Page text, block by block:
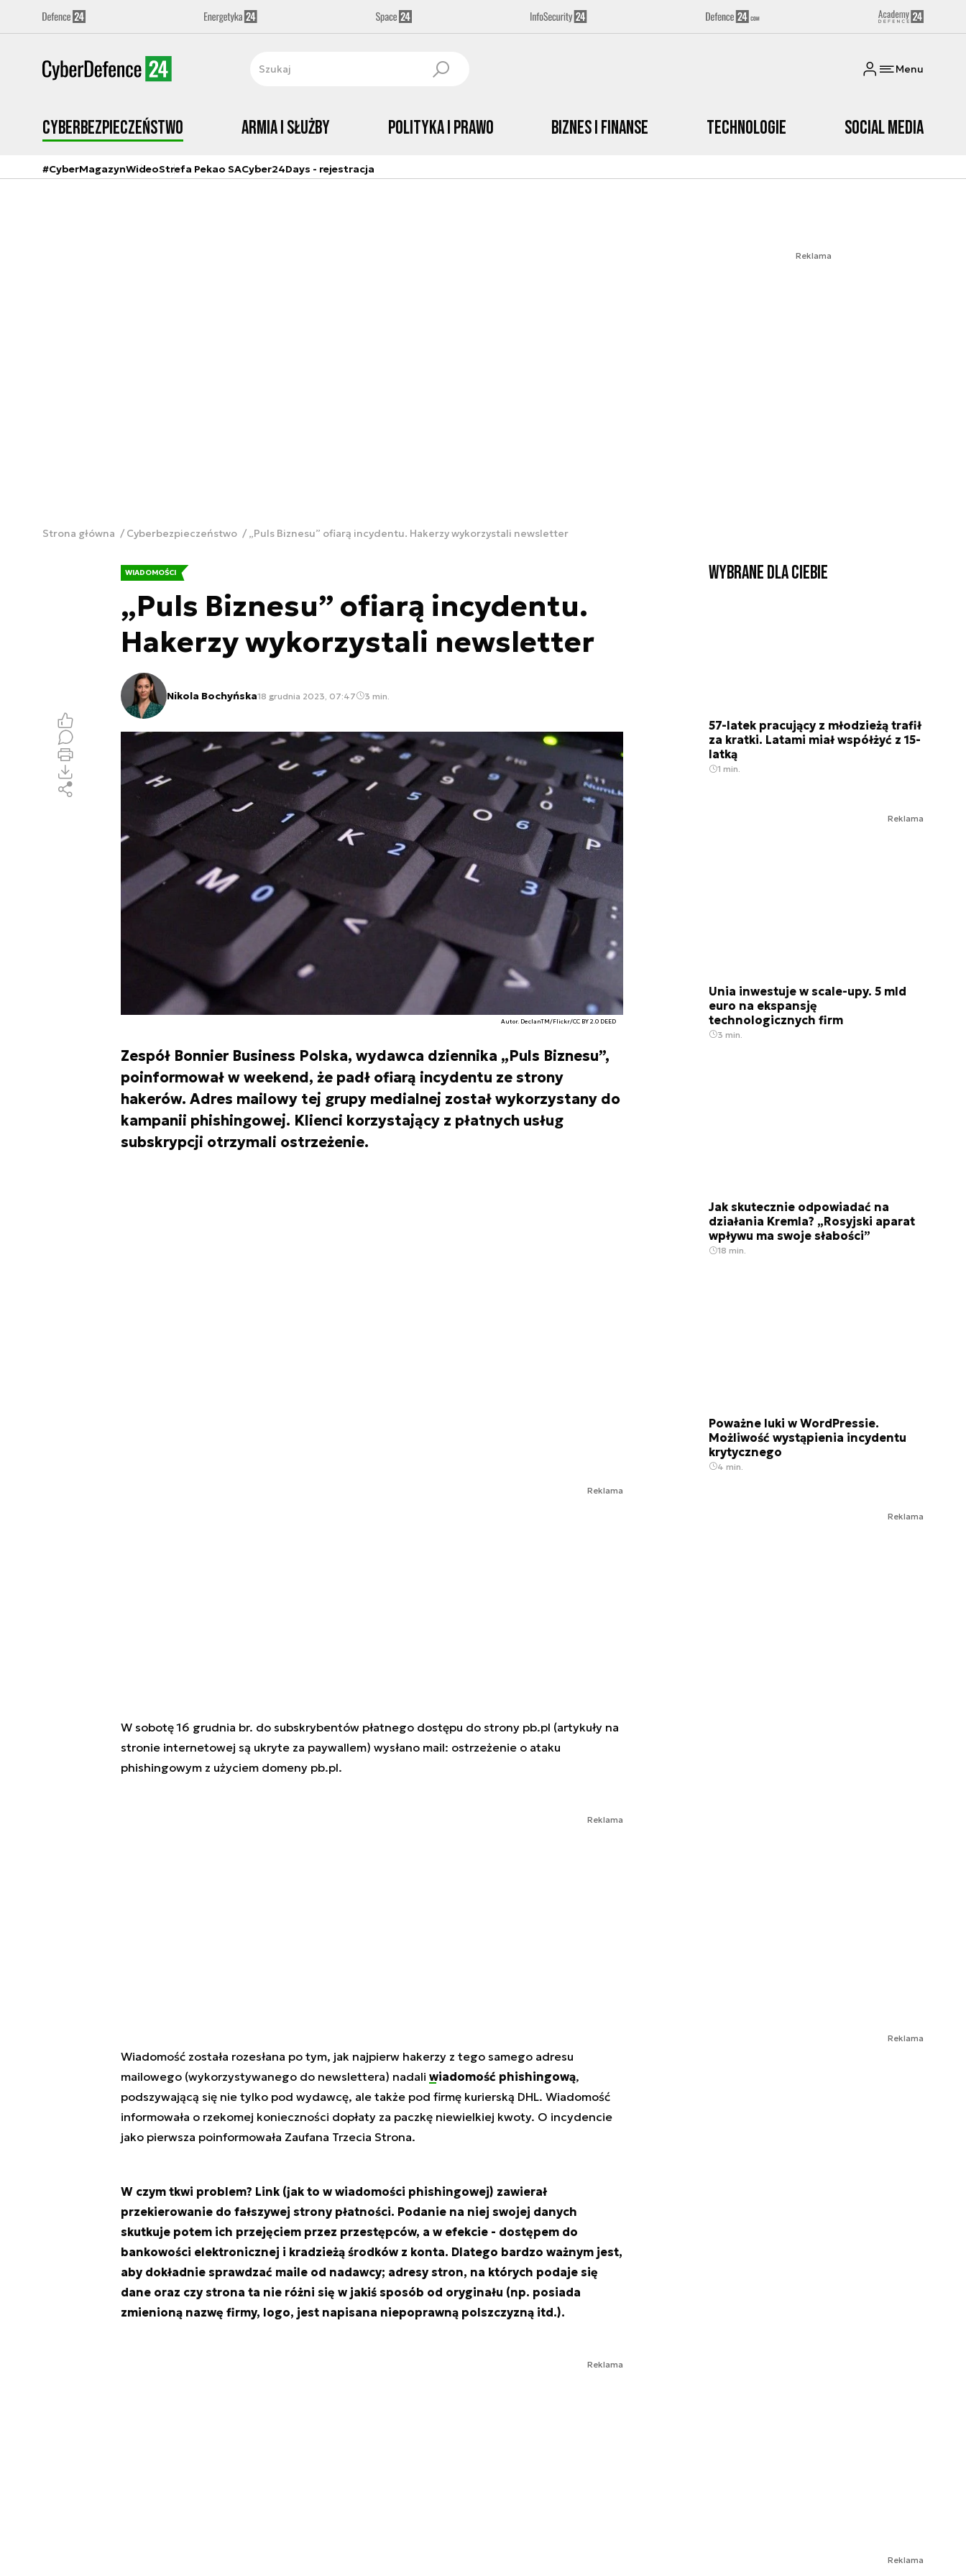
Menu
Cyberbezpieczeństwo Armia i Służby Polityka i prawo Biznes i Finanse Technologie Social media
#CyberMagazynWideoStrefa Pekao SACyber24Days - rejestracja
Reklama
Strona główna Cyberbezpieczeństwo „Puls Biznesu” ofiarą incydentu. Hakerzy wykorzystali newsletter
WIADOMOŚCI
„Puls Biznesu” ofiarą incydentu.
Hakerzy wykorzystali newsletter
Nikola Bochyńska18 grudnia 2023, 07:47 3 min.
Autor. DeclanTM/Flickr/CC BY 2.0 DEED
Zespół Bonnier Business Polska, wydawca dziennika „Puls Biznesu”,
poinformował w weekend, że padł ofiarą incydentu ze strony
hakerów. Adres mailowy tej grupy medialnej został wykorzystany do
kampanii phishingowej. Klienci korzystający z płatnych usług
subskrypcji otrzymali ostrzeżenie.
Reklama
W sobotę 16 grudnia br. do subskrybentów płatnego dostępu do strony pb.pl (artykuły na
stronie internetowej są ukryte za paywallem) wysłano mail: ostrzeżenie o ataku
phishingowym z użyciem domeny pb.pl.
Reklama
Wiadomość została rozesłana po tym, jak najpierw hakerzy z tego samego adresu
mailowego (wykorzystywanego do newslettera) nadali wiadomość phishingową,
podszywającą się nie tylko pod wydawcę, ale także pod firmę kurierską DHL. Wiadomość
informowała o rzekomej konieczności dopłaty za paczkę niewielkiej kwoty. O incydencie
jako pierwsza poinformowała Zaufana Trzecia Strona.
W czym tkwi problem? Link (jak to w wiadomości phishingowej) zawierał
przekierowanie do fałszywej strony płatności. Podanie na niej swojej danych
skutkuje potem ich przejęciem przez przestępców, a w efekcie - dostępem do
bankowości elektronicznej i kradzieżą środków z konta. Dlatego bardzo ważnym jest,
aby dokładnie sprawdzać maile od nadawcy; adresy stron, na których podaje się
dane oraz czy strona ta nie różni się w jakiś sposób od oryginału (np. posiada
zmienioną nazwę firmy, logo, jest napisana niepoprawną polszczyzną itd.).
Reklama
Wybrane dla Ciebie
57-latek pracujący z młodzieżą trafił
za kratki. Latami miał współżyć z 15-
latką
1 min.
Reklama
Unia inwestuje w scale-upy. 5 mld
euro na ekspansję
technologicznych firm
3 min.
Jak skutecznie odpowiadać na
działania Kremla? „Rosyjski aparat
wpływu ma swoje słabości”
18 min.
Poważne luki w WordPressie.
Możliwość wystąpienia incydentu
krytycznego
4 min.
Reklama
Reklama
Reklama